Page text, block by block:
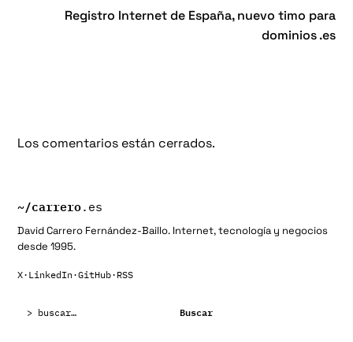
Registro Internet de España, nuevo timo para
dominios .es
Los comentarios están cerrados.
~/carrero.es
David Carrero Fernández-Baillo. Internet, tecnología y negocios
desde 1995.
X· LinkedIn·GitHub· RSS
Buscar